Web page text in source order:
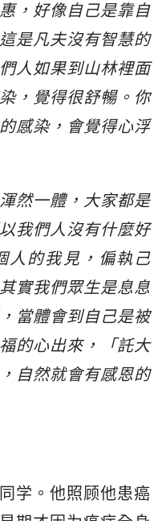
，好像自己是靠自
是凡夫沒有智慧的
人如果到山林裡面
，覺得很舒暢。你
感染，會覺得心浮
然一體，大家都是
我們人沒有什麼好
人的我見，偏執己
實我們眾生是息息
當體會到自己是被
的心出來，「託大
自然就會有感恩的
学。他照顾他患癌